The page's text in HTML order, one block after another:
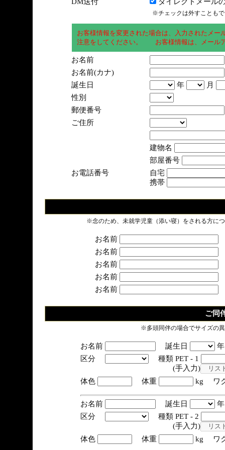
※チェックは外すことも
お客様情報を変更された場合は、入力されたメ
注意をしてください。 お客様情報は、メール
お名前
お名前(カナ)
誕生日
年
月
性別
郵便番号
ご住所
建物名
部屋番号
お電話番号
自宅
携帯
※念のため、未就学児童（添い寝）をされる方に
お名前
お名前
お名前
お名前
お名前
ご同
※多頭同伴の場合でサイズの
お名前 誕生日
区分
種類 PET - 1
(手入力)
体色
体重 kg ワ
お名前 誕生日
区分
種類 PET - 2
(手入力)
体色
体重 kg ワ